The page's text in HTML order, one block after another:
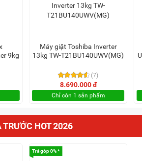
9kg
Máy giặt Toshiba Inverter
13kg TW-T21BU140UWV(MG)
(7)
8.690.000 đ
Chỉ còn 1 sản phẩm
TRƯỚC HOT 2026
Trả góp 0% *